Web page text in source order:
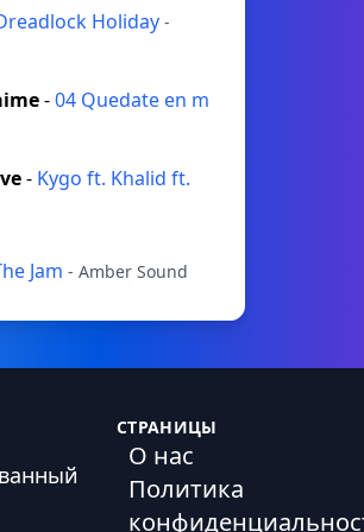
Holiday -
-04 Quedate en m
- Kygo ft. Khalid ft.
Jam - Amber Sound
СТРАНИЦЫ
О нас
Политика